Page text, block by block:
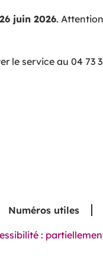
26 juin 2026.
service au 04 73
Numéros utiles
: